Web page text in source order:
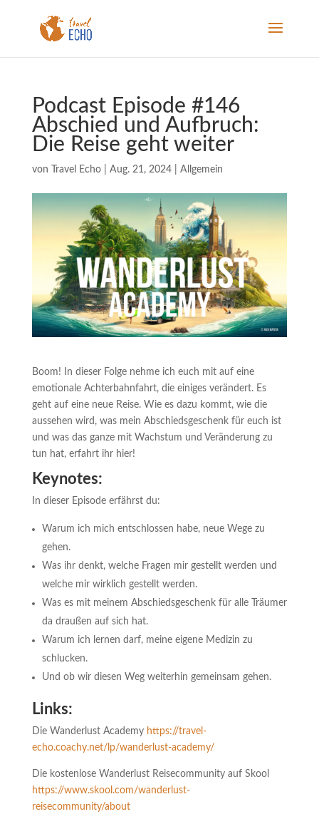
Podcast Episode #146
Abschied und Aufbruch:
Die Reise geht weiter
von Travel Echo| Aug. 21, 2024| Allgemein
Boom! In dieser Folge nehme ich euch mit auf eine
emotionale Achterbahnfahrt, die einiges verändert. Es
geht auf eine neue Reise. Wie es dazu kommt, wie die
aussehen wird, was mein Abschiedsgeschenk für euch ist
und was das ganze mit Wachstum und Veränderung zu
tun hat, erfahrt ihr hier!
Keynotes:
In dieser Episode erfährst du:
Warum ich mich entschlossen habe, neue Wege zu
gehen.
Was ihr denkt, welche Fragen mir gestellt werden und
welche mir wirklich gestellt werden.
Was es mit meinem Abschiedsgeschenk für alle Träumer
da draußen auf sich hat.
Warum ich lernen darf, meine eigene Medizin zu
schlucken.
Und ob wir diesen Weg weiterhin gemeinsam gehen.
Links:
Die Wanderlust Academy https://travel-
echo.coachy.net/lp/wanderlust-academy/
Die kostenlose Wanderlust Reisecommunity auf Skool
https://www.skool.com/wanderlust-
reisecommunity/about